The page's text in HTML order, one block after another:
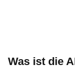
Was ist die